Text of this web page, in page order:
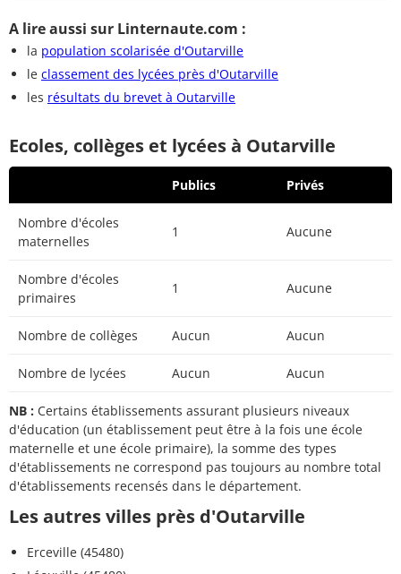
A lire aussi sur Linternaute.com :
la population scolarisée d'Outarville
le classement des lycées près d'Outarville
les résultats du brevet à Outarville
Ecoles, collèges et lycées à Outarville
Publics Privés
Nombre d'écoles
maternelles
1 Aucune
Nombre d'écoles
primaires
1 Aucune
Nombre de collèges Aucun Aucun
Nombre de lycées Aucun Aucun
NB : Certains établissements assurant plusieurs niveaux
d'éducation (un établissement peut être à la fois une école
maternelle et une école primaire), la somme des types
d'établissements ne correspond pas toujours au nombre total
d'établissements recensés dans le département.
Les autres villes près d'Outarville
Erceville (45480)